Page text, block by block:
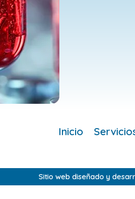
Inicio
Sitio web diseñado y